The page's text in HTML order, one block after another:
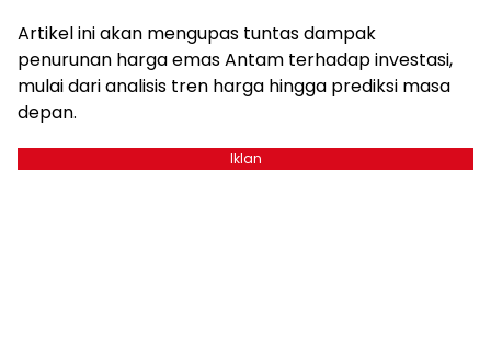
Artikel ini akan mengupas tuntas dampak
penurunan harga emas Antam terhadap investasi,
mulai dari analisis tren harga hingga prediksi masa
depan.
Iklan